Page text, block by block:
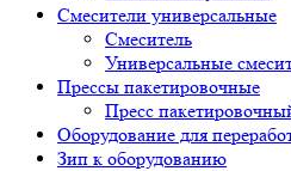
Смесители универсальные
Смеситель
Универсальные
Прессы пакетировочные
Пресс
Оборудование для
Зип к оборудованию